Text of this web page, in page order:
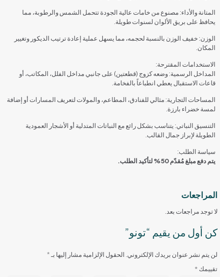
المتانة والأداء: مصنوع من خامات عالية الجودة تتحمل الشمس والرطوبة، مما
يحافظ على بريق الألوان لسنوات طويلة.
الوزن: خفيف الوزن بالنسبة لحجمه، مما يسهل عملية إعادة ترتيب الديكور وتغيير
المكان.
الاستخدامات المقترحة:
المداخل الرسمية: وضعه كزوج (قطعتين) على جانبي مداخل الفلل، المكاتب، أو
قاعات الاستقبال يعطي انطباعاً بالفخامة.
المساحات التجارية: مثالي للفنادق، المطاعم، والمولات لتعريف المسارات أو إضافة
لمسة خضراء بارزة.
التنسيق النباتي: يتناسب بشكل رائع مع النباتات المتدلية أو الأشجار العمودية
الطويلة لإبراز جمال القالب.
سياسة الطلب:
يتم دفع مبلغ مُقدّم 50% لتأكيد الطلب.
المراجعات
لا توجد مراجعات بعد.
كن أول من يقيم “تونو”
لن يتم نشر عنوان بريدك الإلكتروني. الحقول الإلزامية مشار إليها بـ*
تقييمك *